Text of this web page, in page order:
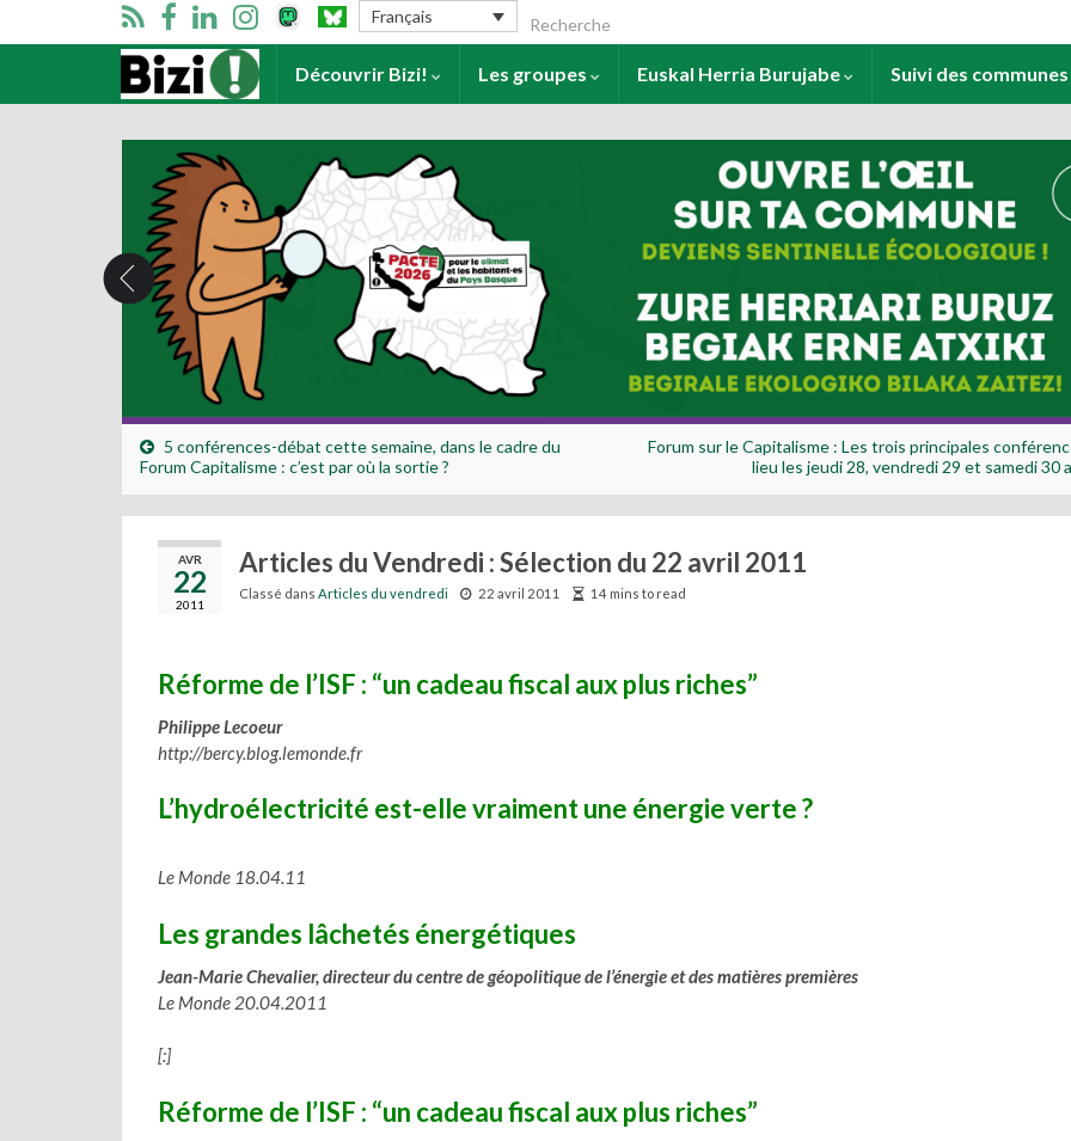
Français Search for:
Accueil Découvrir Bizi! Les groupes Euskal Herria Burujabe Suivi des communes
5 conférences-débat cette semaine, dans le cadre du
Forum Capitalisme : c’est par où la sortie ?
Forum sur le Capitalisme : Les trois principales
lieu les jeudi 28, vendredi 29 et samedi 30
AVR
22
2011
Articles du Vendredi : Sélection du 22 avril 2011
Classé dans Articles du vendredi 22 avril 2011 14 mins to read
Réforme de l’ISF : “un cadeau fiscal aux plus riches”
Philippe Lecoeur
http://bercy.blog.lemonde.fr
L’hydroélectricité est-elle vraiment une énergie verte ?
Le Monde 18.04.11
Les grandes lâchetés énergétiques
Jean-Marie Chevalier, directeur du centre de géopolitique de l’énergie et des matières premières
Le Monde 20.04.2011
[:]
Réforme de l’ISF : “un cadeau fiscal aux plus riches”